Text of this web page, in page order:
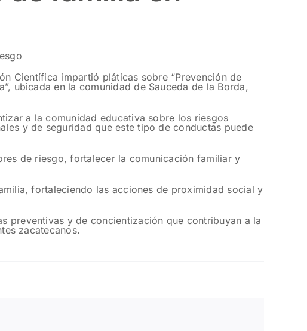
Científica impartió pláticas sobre “Prevención de
ubicada en la comunidad de Sauceda de la Borda,
a la comunidad educativa sobre los riesgos
y de seguridad que este tipo de conductas puede
de riesgo, fortalecer la comunicación familiar y
fortaleciendo las acciones de proximidad social y
preventivas y de concientización que contribuyan a la
zacatecanos.